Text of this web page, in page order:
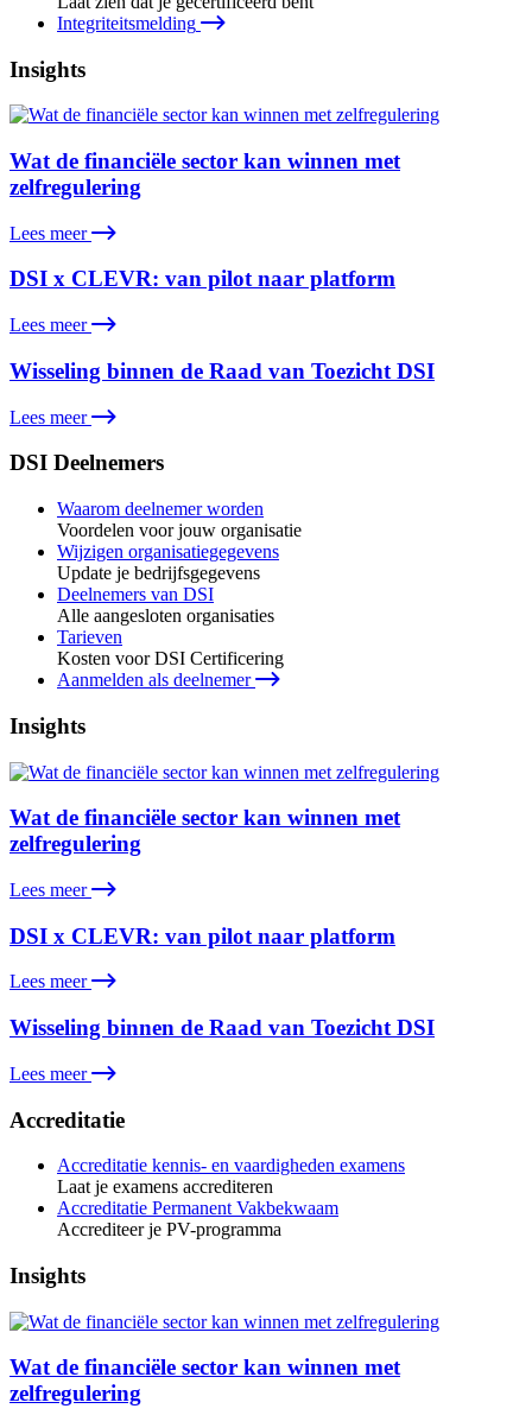
Integriteitsmelding
Insights
Wat de financiële sector kan winnen met
zelfregulering
Lees meer
DSI x CLEVR: van pilot naar platform
Lees meer
Wisseling binnen de Raad van Toezicht DSI
Lees meer
DSI Deelnemers
Waarom deelnemer worden
Voordelen voor jouw organisatie
Wijzigen organisatiegegevens
Update je bedrijfsgegevens
Deelnemers van DSI
Alle aangesloten organisaties
Tarieven
Kosten voor DSI Certificering
Aanmelden als deelnemer
Insights
Wat de financiële sector kan winnen met
zelfregulering
Lees meer
DSI x CLEVR: van pilot naar platform
Lees meer
Wisseling binnen de Raad van Toezicht DSI
Lees meer
Accreditatie
Accreditatie kennis- en vaardigheden examens
Laat je examens accrediteren
Accreditatie Permanent Vakbekwaam
Accrediteer je PV-programma
Insights
Wat de financiële sector kan winnen met
zelfregulering